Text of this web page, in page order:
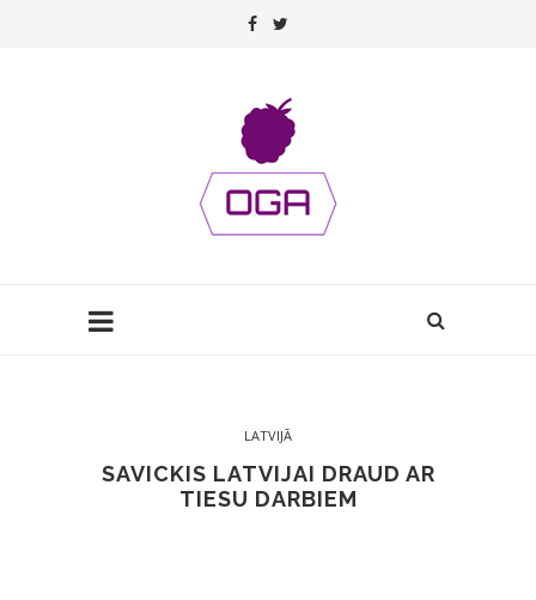
LATVIJĀ
SAVICKIS LATVIJAI DRAUD AR
TIESU DARBIEM